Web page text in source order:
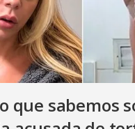
que sabemos